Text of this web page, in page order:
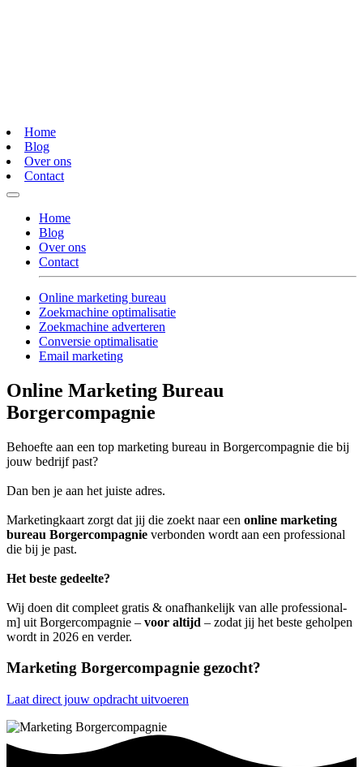
Home
Blog
Over ons
Contact
Home
Blog
Over ons
Contact
Online marketing bureau
Zoekmachine optimalisatie
Zoekmachine adverteren
Conversie optimalisatie
Email marketing
Online Marketing Bureau
Borgercompagnie
Behoefte aan een top marketing bureau in Borgercompagnie die bij
jouw bedrijf past?
Dan ben je aan het juiste adres.
Marketingkaart zorgt dat jij die zoekt naar een online marketing
bureau Borgercompagnie verbonden wordt aan een professional
die bij je past.
Het beste gedeelte?
Wij doen dit compleet gratis & onafhankelijk van alle professional-
m] uit Borgercompagnie – voor altijd – zodat jij het beste geholpen
wordt in 2026 en verder.
Marketing Borgercompagnie gezocht?
Laat direct jouw opdracht uitvoeren